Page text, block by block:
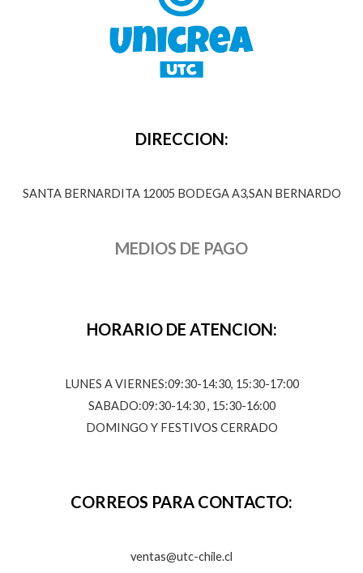
DIRECCION:
SANTA BERNARDITA 12005 BODEGA A3,SAN BERNARDO
MEDIOS DE PAGO
HORARIO DE ATENCION:
LUNES A VIERNES:09:30-14:30, 15:30-17:00
SABADO:09:30-14:30 , 15:30-16:00
DOMINGO Y FESTIVOS CERRADO
CORREOS PARA CONTACTO:
ventas@utc-chile.cl